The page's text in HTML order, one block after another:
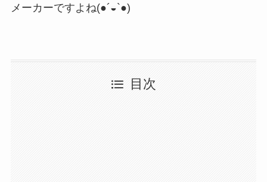
メーカーですよね(●´◒`●)
目次